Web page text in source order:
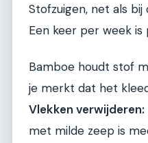
Stofzuigen, net als bij
Een keer per week is
Bamboe houdt stof
je merkt dat het
Vlekken verwijderen:
met milde zeep is